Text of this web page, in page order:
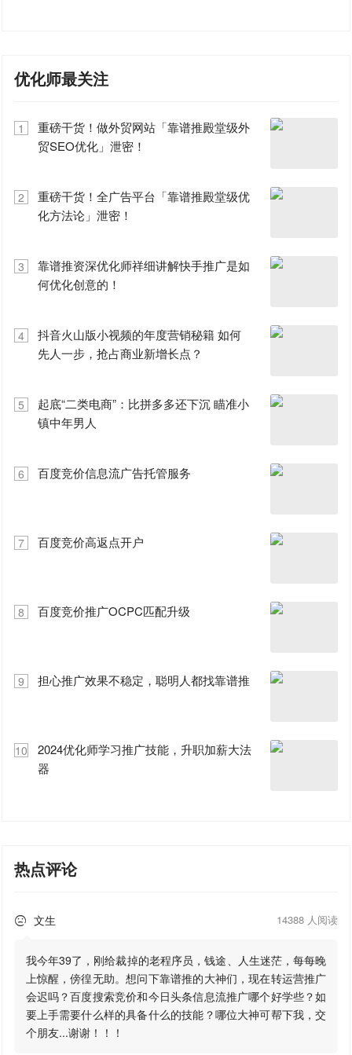
优化师最关注
1
重磅干货！做外贸网站「靠谱推殿堂级外
贸SEO优化」泄密！
2
重磅干货！全广告平台「靠谱推殿堂级优
化方法论」泄密！
3
靠谱推资深优化师祥细讲解快手推广是如
何优化创意的！
4
抖音火山版小视频的年度营销秘籍 如何
先人一步，抢占商业新增长点？
5
起底“二类电商”：比拼多多还下沉 瞄准小
镇中年男人
6 百度竞价信息流广告托管服务
7 百度竞价高返点开户
8 百度竞价推广OCPC匹配升级
9 担心推广效果不稳定，聪明人都找靠谱推
10
2024优化师学习推广技能，升职加薪大法
器
热点评论
 文生 14388 人阅读
我今年39了，刚给裁掉的老程序员，钱途、人生迷茫，每每晚
上惊醒，傍徨无助。想问下靠谱推的大神们，现在转运营推广
会迟吗？百度搜索竞价和今日头条信息流推广哪个好学些？如
要上手需要什么样的具备什么的技能？哪位大神可帮下我，交
个朋友...谢谢！！！